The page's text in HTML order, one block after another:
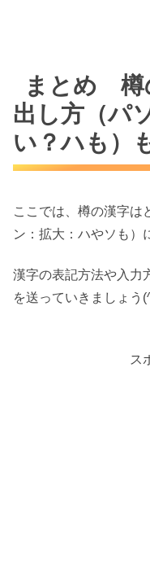
まとめ 樽
出し方（パ
い？ハも）
ここでは、樽の漢字は
ン：拡大：ハやソも）
漢字の表記方法や入力
を送っていきましょう
ス